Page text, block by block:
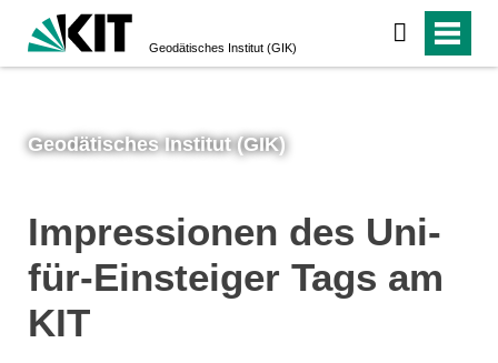
Geodätisches Institut (GIK)
Geodätisches Institut (GIK)
Impressionen des Uni-
für-Einsteiger Tags am
KIT